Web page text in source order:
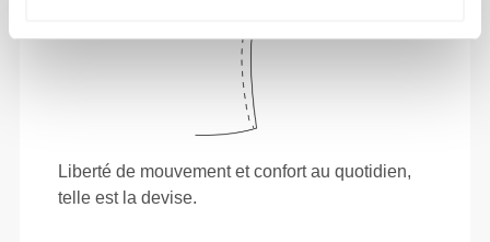
Liberté de mouvement et confort au quotidien,
telle est la devise.